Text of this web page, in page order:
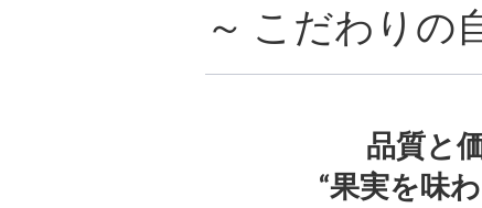
～ こだわりの
品質と
“果実を味